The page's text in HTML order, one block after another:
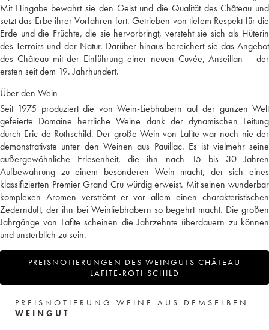
Mit Hingabe bewahrt sie den Geist und die Qualität des Château und
setzt das Erbe ihrer Vorfahren fort. Getrieben von tiefem Respekt für die
Erde und die Früchte, die sie hervorbringt, versteht sie sich als Hüterin
des Terroirs und der Natur. Darüber hinaus bereichert sie das Angebot
des Château mit der Einführung einer neuen Cuvée, Anseillan – der
ersten seit dem 19. Jahrhundert.
Über den Wein
Seit 1975 produziert die von Wein-Liebhabern auf der ganzen Welt
gefeierte Domaine herrliche Weine dank der dynamischen Leitung
durch Eric de Rothschild. Der große Wein von Lafite war noch nie der
demonstrativste unter den Weinen aus Pauillac. Es ist vielmehr seine
außergewöhnliche Erlesenheit, die ihn nach 15 bis 30 Jahren
Aufbewahrung zu einem besonderen Wein macht, der sich eines
klassifizierten Premier Grand Cru würdig erweist. Mit seinen wunderbar
komplexen Aromen verströmt er vor allem einen charakteristischen
Zedernduft, der ihn bei Weinliebhabern so begehrt macht. Die großen
Jahrgänge von Lafite scheinen die Jahrzehnte überdauern zu können
und unsterblich zu sein.
PREISNOTIERUNGEN DES WEINGUTS CHÂTEAU
LAFITE-ROTHSCHILD
PREISNOTIERUNG WEINE AUS DEMSELBEN
WEINGUT